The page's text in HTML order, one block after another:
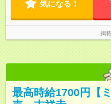
気になる！
掲
最高時給1700円【